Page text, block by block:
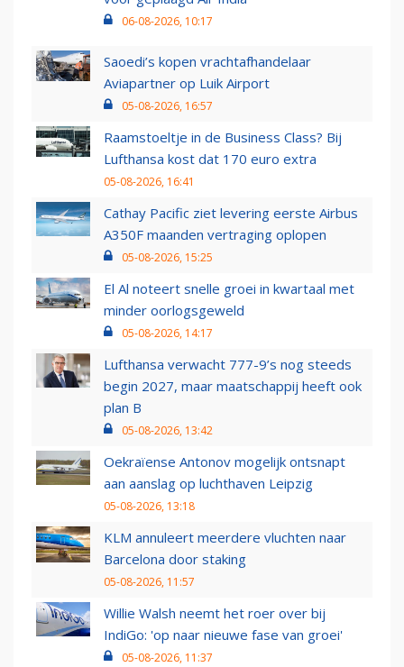
06-08-2026, 10:17
Saoedi’s kopen vrachtafhandelaar
Aviapartner op Luik Airport
05-08-2026, 16:57
Raamstoeltje in de Business Class? Bij
Lufthansa kost dat 170 euro extra
05-08-2026, 16:41
Cathay Pacific ziet levering eerste Airbus
A350F maanden vertraging oplopen
05-08-2026, 15:25
El Al noteert snelle groei in kwartaal met
minder oorlogsgeweld
05-08-2026, 14:17
Lufthansa verwacht 777-9’s nog steeds
begin 2027, maar maatschappij heeft ook
plan B
05-08-2026, 13:42
Oekraïense Antonov mogelijk ontsnapt
aan aanslag op luchthaven Leipzig
05-08-2026, 13:18
KLM annuleert meerdere vluchten naar
Barcelona door staking
05-08-2026, 11:57
Willie Walsh neemt het roer over bij
IndiGo: 'op naar nieuwe fase van groei'
05-08-2026, 11:37